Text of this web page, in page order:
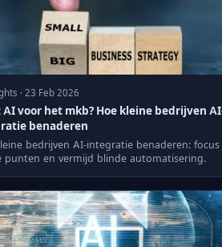
· 23 Feb 2026
AI voor het mkb? Hoe kleine bedrijven
benaderen
bedrijven AI-integratie benaderen: focus
punten en vermijd blinde automatisering.